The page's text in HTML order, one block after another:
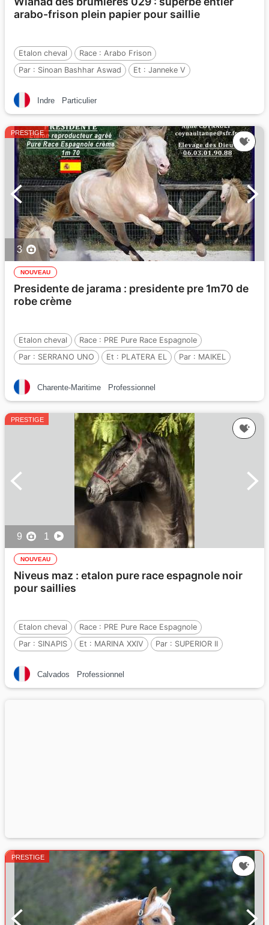
arabo-frison plein papier pour saillie
Etalon cheval Race : Arabo Frison
Par : Sinoan Bashhar Aswad Et : Janneke V
Indre
Particulier
PRESTIGE
3
NOUVEAU
Presidente de jarama : presidente pre 1m70 de
robe crème
Etalon cheval Race : PRE Pure Race Espagnole
Par : SERRANO UNO Et : PLATERA EL Par : MAIKEL
Charente-Maritime Professionnel
PRESTIGE
9 1
NOUVEAU
Niveus maz : etalon pure race espagnole noir
pour saillies
Etalon cheval Race : PRE Pure Race Espagnole
Par : SINAPIS Et : MARINA XXIV Par : SUPERIOR II
Calvados Professionnel
PRESTIGE